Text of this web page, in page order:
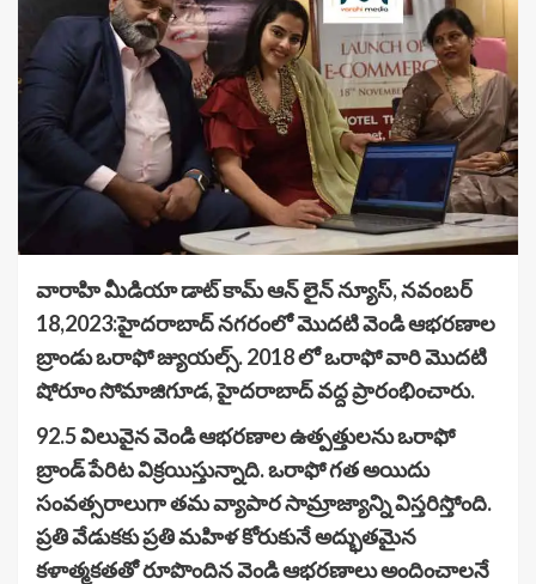
వారాహి మీడియా డాట్ కామ్ ఆన్ లైన్ న్యూస్, నవంబర్
18,2023:హైదరాబాద్ నగరంలో మొదటి వెండి ఆభరణాల
బ్రాండు ఒరాఫో జ్యుయల్స్. 2018 లో ఒరాఫో వారి మొదటి
షోరూం సోమాజిగూడ, హైదరాబాద్ వద్ద ప్రారంభించారు.
92.5 విలువైన వెండి ఆభరణాల ఉత్పత్తులను ఒరాఫో
బ్రాండ్ పేరిట విక్రయిస్తున్నాది. ఒరాఫో గత అయిదు
సంవత్సరాలుగా తమ వ్యాపార సామ్రాజ్యాన్ని విస్తరిస్తోంది.
ప్రతి వేడుకకు ప్రతి మహిళ కోరుకునే అద్భుతమైన
కళాత్మకతతో రూపొందిన వెండి ఆభరణాలు అందించాలనే